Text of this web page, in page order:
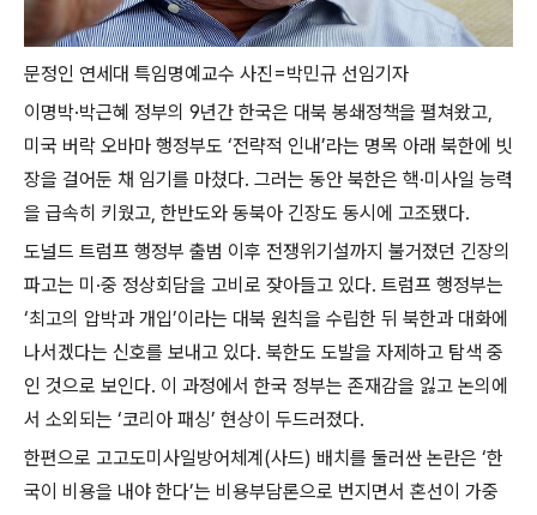
문정인 연세대 특임명예교수 사진=박민규 선임기자
이명박·박근혜 정부의 9년간 한국은 대북 봉쇄정책을 펼쳐왔고,
미국 버락 오바마 행정부도 ‘전략적 인내’라는 명목 아래 북한에 빗
장을 걸어둔 채 임기를 마쳤다. 그러는 동안 북한은 핵·미사일 능력
을 급속히 키웠고, 한반도와 동북아 긴장도 동시에 고조됐다.
도널드 트럼프 행정부 출범 이후 전쟁위기설까지 불거졌던 긴장의
파고는 미·중 정상회담을 고비로 잦아들고 있다. 트럼프 행정부는
‘최고의 압박과 개입’이라는 대북 원칙을 수립한 뒤 북한과 대화에
나서겠다는 신호를 보내고 있다. 북한도 도발을 자제하고 탐색 중
인 것으로 보인다. 이 과정에서 한국 정부는 존재감을 잃고 논의에
서 소외되는 ‘코리아 패싱’ 현상이 두드러졌다.
한편으로 고고도미사일방어체계(사드) 배치를 둘러싼 논란은 ‘한
국이 비용을 내야 한다’는 비용부담론으로 번지면서 혼선이 가중